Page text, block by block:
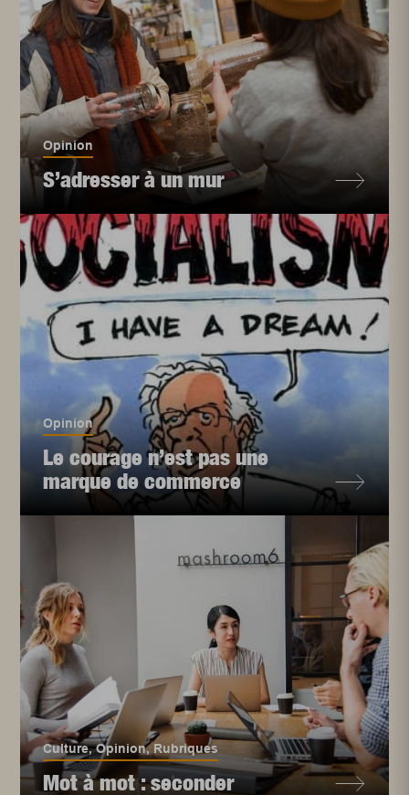
Opinion
S’adresser à un mur
Opinion
Le courage n’est pas une
marque de commerce
Culture,Opinion, Rubriques
Mot à mot : seconder